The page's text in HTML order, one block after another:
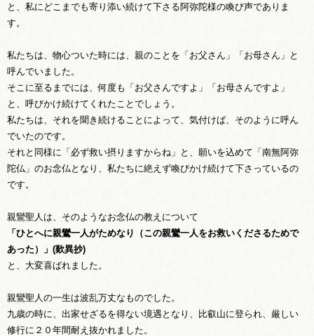
と、私にどこまでも寄り添い続けて下さる阿弥陀様の喚び声でありま
す。
私たちは、物心ついた時には、親のことを「お父さん」「お母さん」と
呼んでいました。
そこに至るまでには、何度も「お父さんですよ」「お母さんですよ」
と、呼びかけ続けてくれたことでしょう。
私たちは、それを聞き続けることによって、気付けば、そのように呼ん
でいたのです。
それと同様に「必ず救い摂りますからね」と、願いを込めて「南無阿弥
陀仏」のお念仏となり、私たちに絶えず喚びかけ続けて下さっているの
です。
親鸞聖人は、そのようなお念仏の教えについて
「ひとへに親鸞一人がためなり（この親鸞一人をお救いくださるためで
あった）」(歎異抄)
と、大変喜ばれました。
親鸞聖人の一生は波乱万丈なものでした。
九歳の時に、出家せざるを得ない境遇となり、比叡山に登られ、厳しい
修行に２０年間耐え抜かれました。